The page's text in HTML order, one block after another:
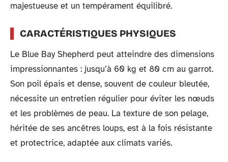
majestueuse et un tempérament équilibré.
CARACTÉRISTIQUES PHYSIQUES
Le Blue Bay Shepherd peut atteindre des dimensions
impressionnantes : jusqu’à 60 kg et 80 cm au garrot.
Son poil épais et dense, souvent de couleur bleutée,
nécessite un entretien régulier pour éviter les nœuds
et les problèmes de peau. La texture de son pelage,
héritée de ses ancêtres loups, est à la fois résistante
et protectrice, adaptée aux climats variés.